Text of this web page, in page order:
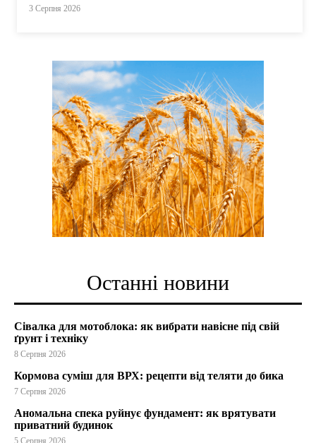
3 Серпня 2026
Останні новини
Сівалка для мотоблока: як вибрати навісне під свій
ґрунт і техніку
8 Серпня 2026
Кормова суміш для ВРХ: рецепти від теляти до бика
7 Серпня 2026
Аномальна спека руйнує фундамент: як врятувати
приватний будинок
5 Серпня 2026